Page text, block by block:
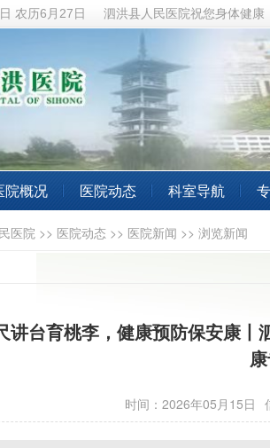
农历6月27日 泗洪县人民医院祝您身体健康
院概况 医院动态 科室导航
医院 >> 医院动态 >> 医院新闻 >> 浏览新闻
讲台育桃李，健康预防保安康丨
时间：2026年05月15日